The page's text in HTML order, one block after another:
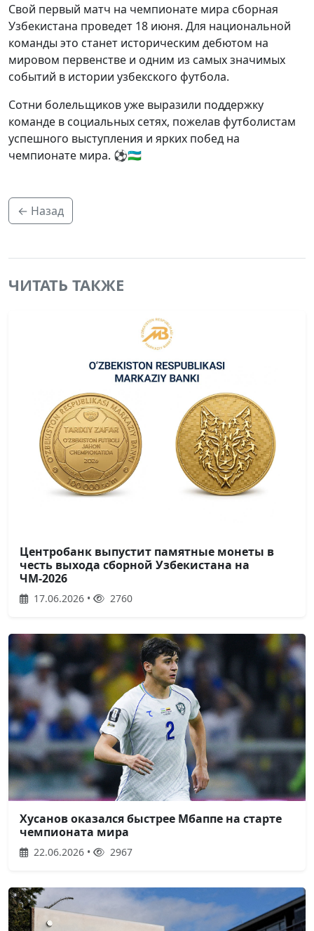
Свой первый матч на чемпионате мира сборная
Узбекистана проведет 18 июня. Для национальной
команды это станет историческим дебютом на
мировом первенстве и одним из самых значимых
событий в истории узбекского футбола.
Сотни болельщиков уже выразили поддержку
команде в социальных сетях, пожелав футболистам
успешного выступления и ярких побед на
чемпионате мира. ⚽🇺🇿
← Назад
ЧИТАТЬ ТАКЖЕ
Центробанк выпустит памятные монеты в
честь выхода сборной Узбекистана на
ЧМ-2026
17.06.2026 • 2760
Хусанов оказался быстрее Мбаппе на старте
чемпионата мира
22.06.2026 • 2967